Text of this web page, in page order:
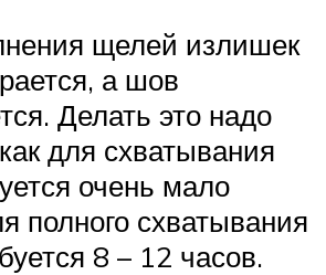
щелей излишек
а шов
Делать это надо
для схватывания
очень мало
полного схватывания
8 – 12 часов.